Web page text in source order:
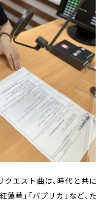
エスト曲は、時代と共に
華」「パプリカ」など、た